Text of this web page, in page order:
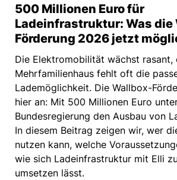
500 Millionen Euro für
Ladeinfrastruktur: Was die
Förderung 2026 jetzt
Die Elektromobilität wächst rasant,
Mehrfamilienhaus fehlt oft die
Lademöglichkeit. Die Wallbox-
hier an: Mit 500 Millionen Euro
Bundesregierung den Ausbau von
In diesem Beitrag zeigen wir, wer
nutzen kann, welche
wie sich Ladeinfrastruktur mit Elli
umsetzen lässt.